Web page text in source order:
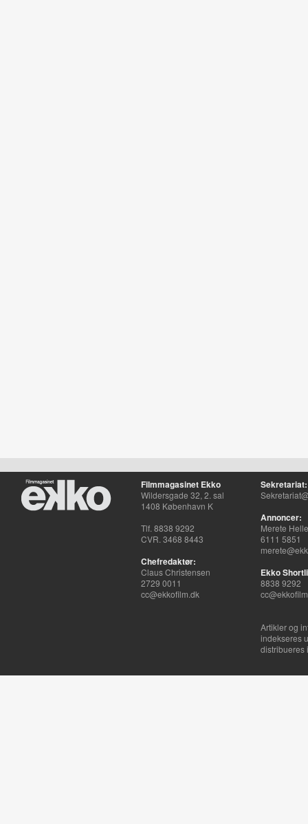
Filmmagasinet Ekko
Wildersgade 32, 2. sal
1408 København K
Tlf. 8838 9292
CVR. 3468 8443
Chefredaktør:
Claus Christensen
2729 0011
cc@ekkofilm.dk
Sekretariat:
Annoncer:
Merete
6111 5851
Ekko
8838 9292
Artikler og
indekseres
distribueres